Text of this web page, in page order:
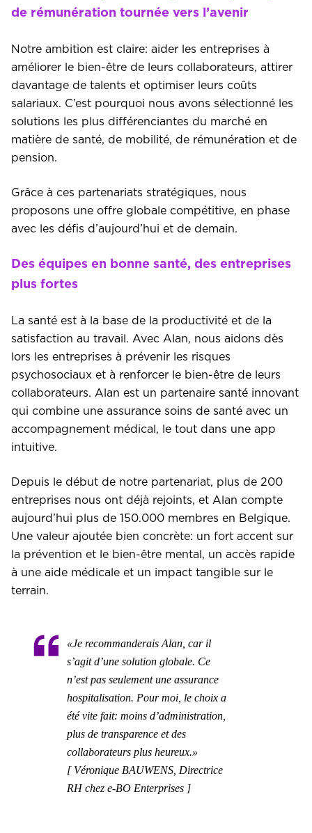
de rémunération tournée vers l’avenir
Notre ambition est claire: aider les entreprises à
améliorer le bien-être de leurs collaborateurs, attirer
davantage de talents et optimiser leurs coûts
salariaux. C’est pourquoi nous avons sélectionné les
solutions les plus différenciantes du marché en
matière de santé, de mobilité, de rémunération et de
pension.
Grâce à ces partenariats stratégiques, nous
proposons une offre globale compétitive, en phase
avec les défis d’aujourd’hui et de demain.
Des équipes en bonne santé, des entreprises
plus fortes
La santé est à la base de la productivité et de la
satisfaction au travail. Avec Alan, nous aidons dès
lors les entreprises à prévenir les risques
psychosociaux et à renforcer le bien-être de leurs
collaborateurs. Alan est un partenaire santé innovant
qui combine une assurance soins de santé avec un
accompagnement médical, le tout dans une app
intuitive.
Depuis le début de notre partenariat, plus de 200
entreprises nous ont déjà rejoints, et Alan compte
aujourd’hui plus de 150.000 membres en Belgique.
Une valeur ajoutée bien concrète: un fort accent sur
la prévention et le bien-être mental, un accès rapide
à une aide médicale et un impact tangible sur le
terrain.
«Je recommanderais Alan, car il
s’agit d’une solution globale. Ce
n’est pas seulement une assurance
hospitalisation. Pour moi, le choix a
été vite fait: moins d’administration,
plus de transparence et des
collaborateurs plus heureux.»
[ Véronique BAUWENS, Directrice
RH chez e-BO Enterprises ]